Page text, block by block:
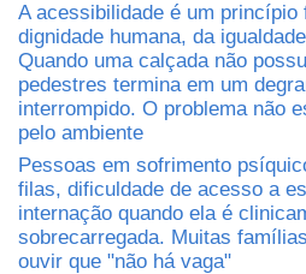
A acessibilidade é um princípio
dignidade humana, da
Quando uma calçada não
pedestres termina em um
interrompido. O problema não
pelo ambiente
Pessoas em sofrimento
filas, dificuldade de acesso a
internação quando ela é
sobrecarregada. Muitas
ouvir que "não há vaga"